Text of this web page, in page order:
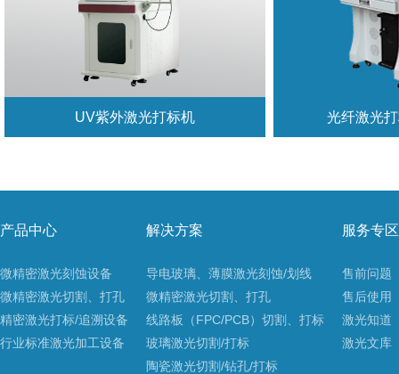
UV紫外激光打标机 光纤激光
产品中心
微精密激光刻蚀设备
微精密激光切割、打孔
精密激光打标/追溯设备
行业标准激光加工设备
解决方案
导电玻璃、薄膜激光刻蚀/划线
微精密激光切割、打孔
线路板（FPC/PCB）切割、打标
玻璃激光切割/打标
陶瓷激光切割/钻孔/打标
服务专区
售前问题
售后使用
激光知道
激光文库